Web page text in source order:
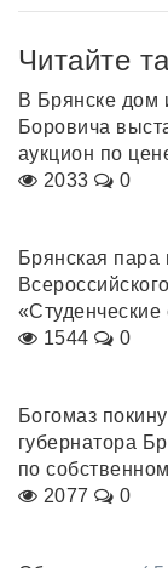
Читайте
В Брянске дом
Боровича
аукцион по
2033
0
Брянская
1544
0
Богомаз
губернатора
по
2077
0